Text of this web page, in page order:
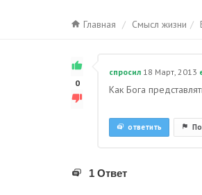
Главная Смысл жизни
0
спросил 18 Март, 2013
Как Бога
ответить
1 Ответ